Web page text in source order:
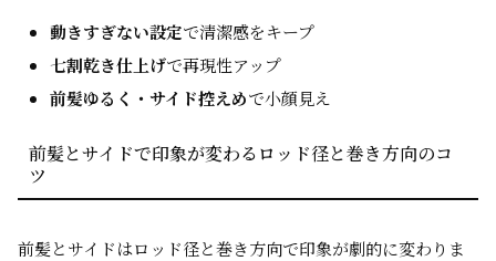
動きすぎない設定で清潔感をキープ
七割乾き仕上げで再現性アップ
前髪ゆるく・サイド控えめで小顔見え
前髪とサイドで印象が変わるロッド径と巻き方向のコ
ツ
前髪とサイドはロッド径と巻き方向で印象が劇的に変わりま